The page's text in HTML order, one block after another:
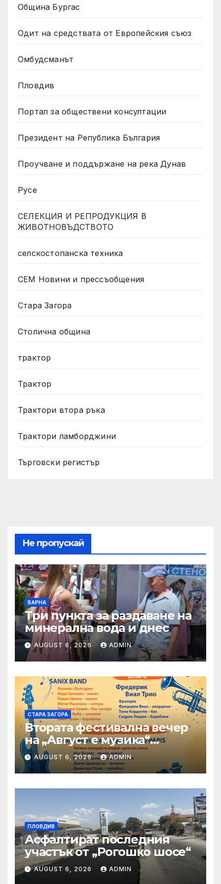
Община Бургас
Одит на средствата от Европейския съюз
Омбудсманът
Пловдив
Портал за обществени консултации
Президент на Република България
Проучване и поддържане на река Дунав
Русе
СЕЛЕКЦИЯ И РЕПРОДУКЦИЯ В
ЖИВОТНОВЪДСТВОТО
селскостопанска техника
СЕМ Новини и прессъобщения
Стара Загора
Столична община
трактор
Трактор
Трактори втора ръка
Трактори ламборджини
Търговски регистър
Не пропускай
ВАРНА
Три пункта за раздаване на
минерална вода и днес
AUGUST 6, 2026 ADMIN
СТАРА ЗАГОРА
Втората фестивална вечер
на „Август е музика“
посреща Фредерик Виал
Трио
AUGUST 6, 2026 ADMIN
ПЛОВДИВ
Асфалтират последния
участък от „Рогошко шосе“
AUGUST 6, 2026 ADMIN